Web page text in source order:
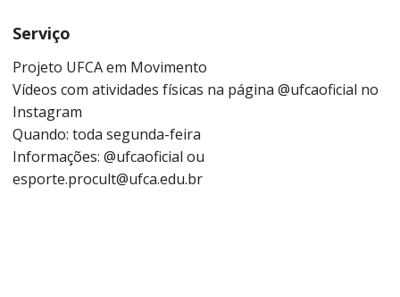
Serviço
Projeto UFCA em Movimento
Vídeos com atividades físicas na página @ufcaoficial no
Instagram
Quando: toda segunda-feira
Informações: @ufcaoficial ou
esporte.procult@ufca.edu.br